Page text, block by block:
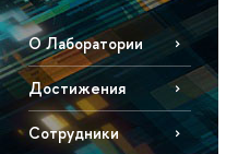
О Лаборатории
Достижения
Сотрудники